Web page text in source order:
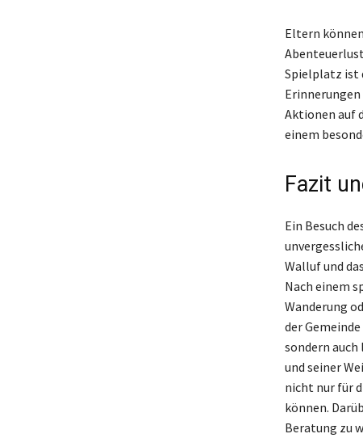
Eltern
Spielplatz ist
Aktionen auf
einem
Fazit
Ein Besuch
Walluf und
Nach einem
Wanderung
der
sondern
und seiner
nicht nur für
können.
Beratung zu